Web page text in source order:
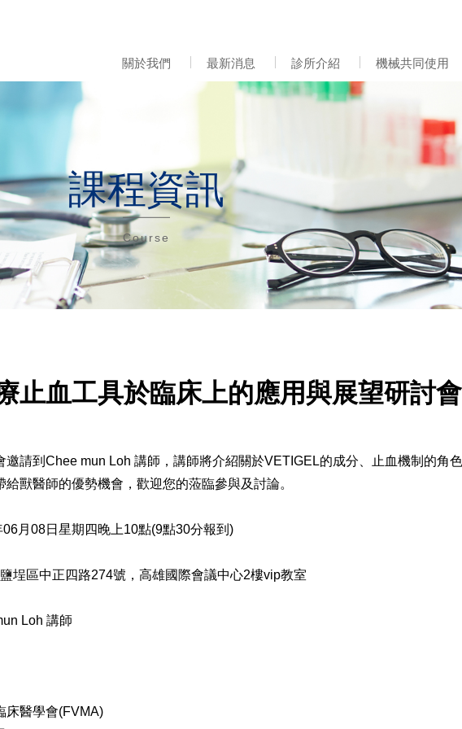
關於我們
最新消息 診所介紹 機械共同使用
課程資訊
Course
止血工具於臨床上的應用與展望研討會
邀請到Chee mun Loh 講師，講師將介紹關於VETIGEL的成分、止血機制的角
給獸醫師的優勢機會，歡迎您的蒞臨參與及討論。
06月08日星期四晚上10點(9點30分報到)
埕區中正四路274號，高雄國際會議中心2樓vip教室
Loh 講師
床醫學會(FVMA)